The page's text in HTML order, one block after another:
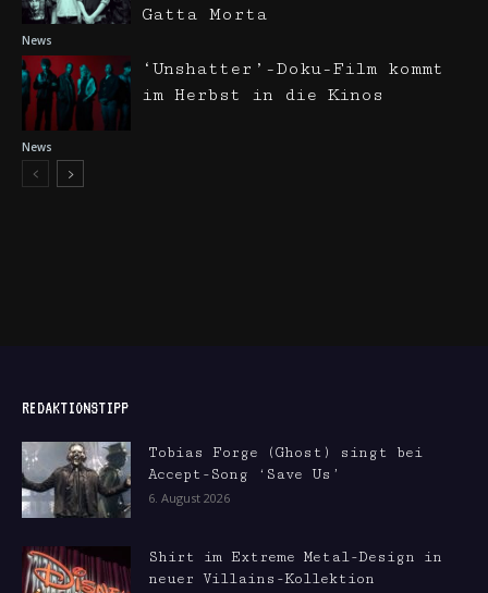
News
Gatta Morta
News
‘Unshatter’-Doku-Film kommt
im Herbst in die Kinos
REDAKTIONSTIPP
Tobias Forge (Ghost) singt bei
Accept-Song ‘Save Us’
6. August 2026
Shirt im Extreme Metal-Design in
neuer Villains-Kollektion